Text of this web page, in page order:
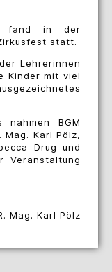
fand in der
statt.
Lehrerinnen
Kinder mit viel
nahmen BGM
Mag. Karl Pölz,
Drug und
Veranstaltung
Mag. Karl Pölz